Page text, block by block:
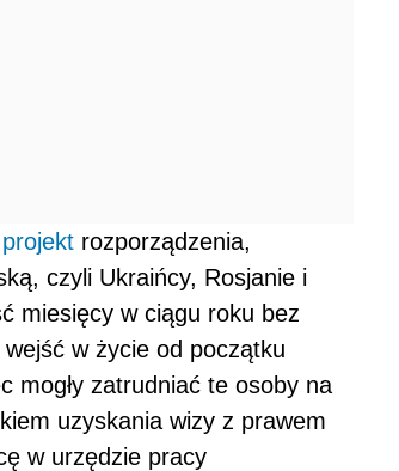
projekt rozporządzenia,
czyli Ukraińcy, Rosjanie i
miesięcy w ciągu roku bez
w życie od początku
mogły zatrudniać te osoby na
uzyskania wizy z prawem
w urzędzie pracy